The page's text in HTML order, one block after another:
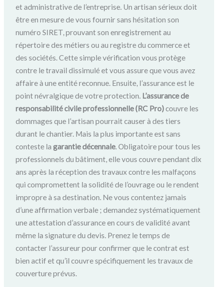
et administrative de l’entreprise. Un artisan sérieux doit
être en mesure de vous fournir sans hésitation son
numéro SIRET, prouvant son enregistrement au
répertoire des métiers ou au registre du commerce et
des sociétés. Cette simple vérification vous protège
contre le travail dissimulé et vous assure que vous avez
affaire à une entité reconnue. Ensuite, l’assurance est le
point névralgique de votre protection. L’assurance de
responsabilité civile professionnelle (RC Pro)couvre les
dommages que l’artisan pourrait causer à des tiers
durant le chantier. Mais la plus importante est sans
conteste lagarantie décennale. Obligatoire pour tous les
professionnels du bâtiment, elle vous couvre pendant dix
ans après la réception des travaux contre les malfaçons
qui compromettent la solidité de l’ouvrage ou le rendent
impropre à sa destination. Ne vous contentez jamais
d’une affirmation verbale ; demandez systématiquement
une attestation d’assurance en cours de validité avant
même la signature du devis. Prenez le temps de
contacter l’assureur pour confirmer que le contrat est
bien actif et qu’il couvre spécifiquement les travaux de
couverture prévus.